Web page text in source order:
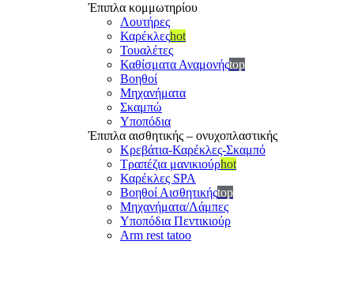
Έπιπλα κομμωτηρίου
Λουτήρες
Καρέκλεςhot
Τουαλέτες
Καθίσματα Αναμονήςtop
Βοηθοί
Μηχανήματα
Σκαμπώ
Υποπόδια
Έπιπλα αισθητικής – ονυχοπλαστικής
Κρεβάτια-Καρέκλες-Σκαμπό
Τραπέζια μανικιούρhot
Καρέκλες SPA
Βοηθοί Αισθητικήςtop
Μηχανήματα/Λάμπες
Υποπόδια Πεντικιούρ
Arm rest tatoo